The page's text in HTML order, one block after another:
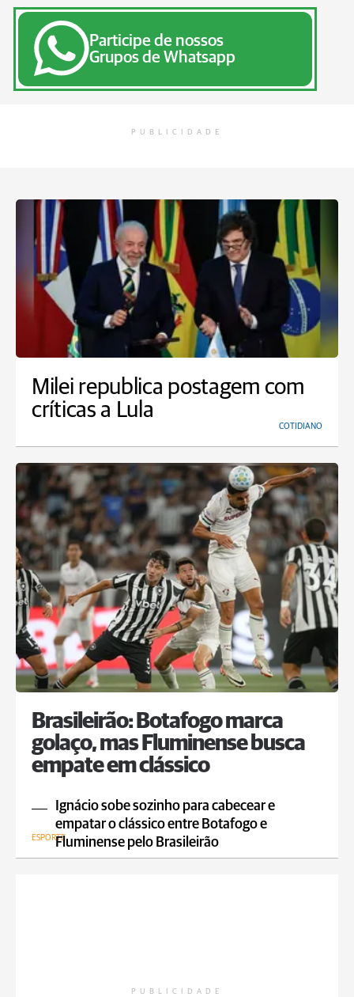
Participe de nossos
Grupos de Whatsapp
PUBLICIDADE
Milei republica postagem com
críticas a Lula
COTIDIANO
Brasileirão: Botafogo marca
golaço, mas Fluminense busca
empate em clássico
Ignácio sobe sozinho para cabecear e
empatar o clássico entre Botafogo e
Fluminense pelo Brasileirão
ESPORTE
PUBLICIDADE